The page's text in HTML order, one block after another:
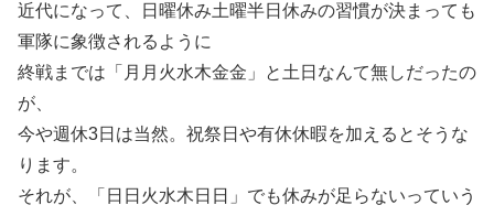
近代になって、日曜休み土曜半日休みの習慣が決まっても
軍隊に象徴されるように
終戦までは「月月火水木金金」と土日なんて無しだったの
が、
今や週休3日は当然。祝祭日や有休休暇を加えるとそうな
ります。
それが、「日日火水木日日」でも休みが足らないっていう